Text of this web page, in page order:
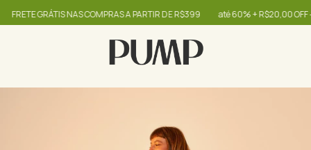
GRÁTIS NAS COMPRAS A PARTIR DE R$399 até 60% + R$20,00 OFF - use